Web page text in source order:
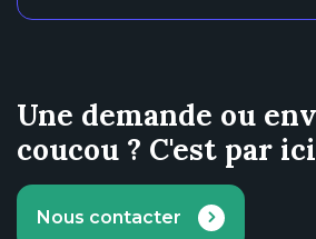
Une demande ou
coucou ? C'est par
Nous contacter